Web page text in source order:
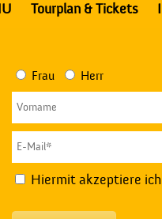
Tourplan & Tickets
Frau Herr
Hiermit akzeptiere